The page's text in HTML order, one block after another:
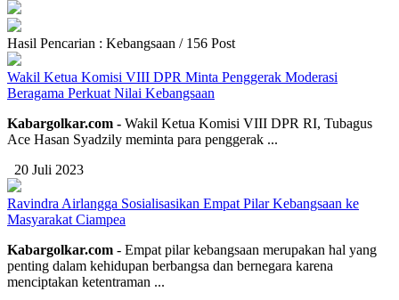
Hasil Pencarian : Kebangsaan / 156 Post
Wakil Ketua Komisi VIII DPR Minta Penggerak Moderasi
Beragama Perkuat Nilai Kebangsaan
Kabargolkar.com - Wakil Ketua Komisi VIII DPR RI, Tubagus
Ace Hasan Syadzily meminta para penggerak ...
20 Juli 2023
Ravindra Airlangga Sosialisasikan Empat Pilar Kebangsaan ke
Masyarakat Ciampea
Kabargolkar.com - Empat pilar kebangsaan merupakan hal yang
penting dalam kehidupan berbangsa dan bernegara karena
menciptakan ketentraman ...